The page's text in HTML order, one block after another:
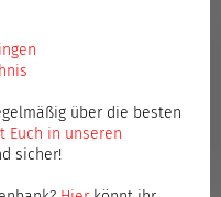
über die besten
Euch in unseren
sicher!